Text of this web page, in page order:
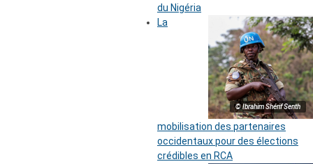
du Nigéria
© Ibrahim Shérif Senth
La
mobilisation des partenaires
occidentaux pour des élections
crédibles en RCA